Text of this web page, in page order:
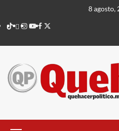
contenido
8 agosto,
TikTok
threads
Instagram
Youtube
Facebook
X